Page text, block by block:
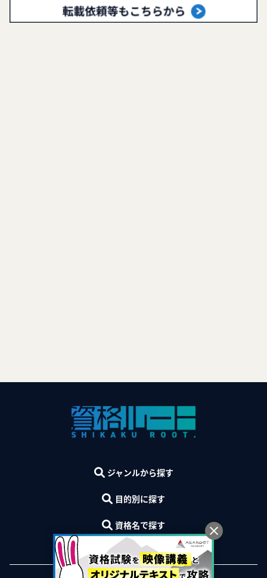
ジャンルから探す
目的別に探す
資格名で探す